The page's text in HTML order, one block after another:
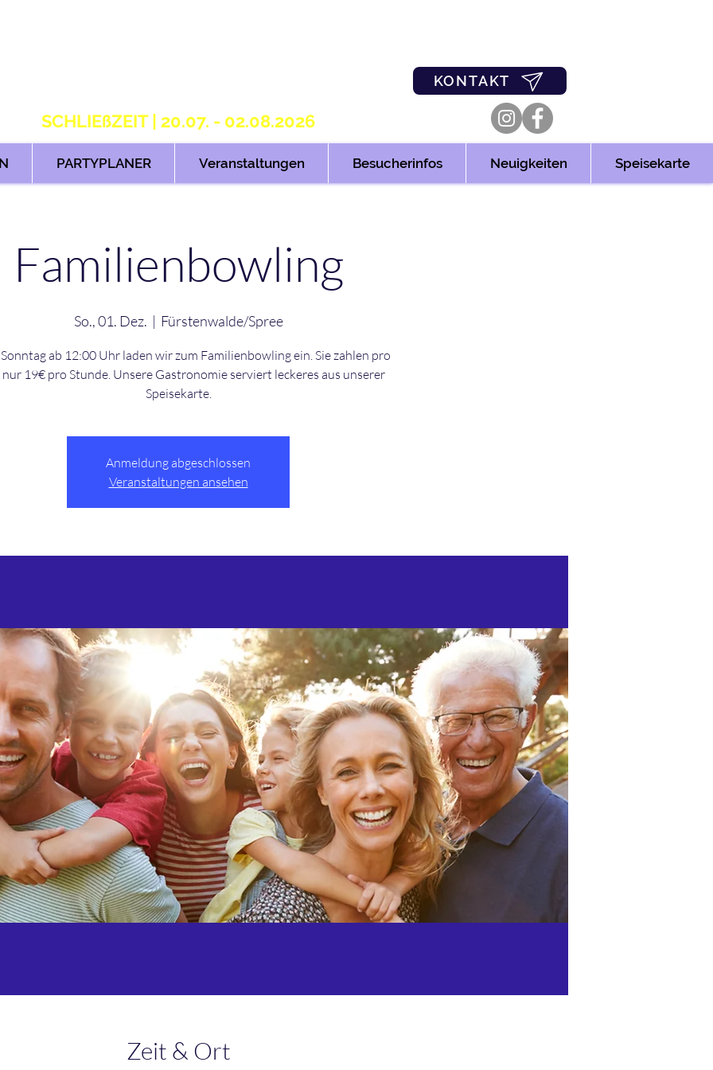
KONTAKT
SCHLIEßZEIT | 20.07. - 02.08.2026
PARTYPLANER Veranstaltungen Besucherinfos Neuigkeiten Speisekarte
Familienbowling
So., 01. Dez.
  |
Fürstenwalde/Spree
ab 12:00 Uhr laden wir zum Familienbowling ein. Sie zahlen pro
19€ pro Stunde. Unsere Gastronomie serviert leckeres aus unserer
Speisekarte.
Anmeldung abgeschlossen
Veranstaltungen ansehen
Zeit & Ort